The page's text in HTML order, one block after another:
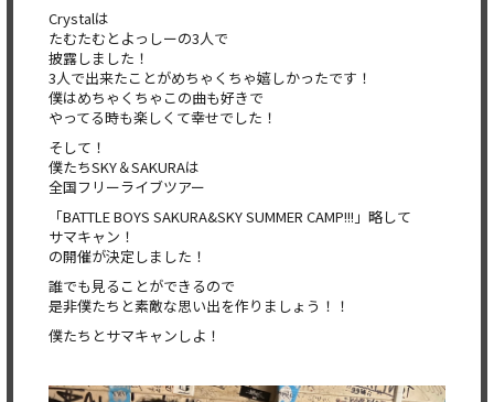
Crystalは
たむたむとよっしーの3人で
披露しました！
3人で出来たことがめちゃくちゃ嬉しかったです！
僕はめちゃくちゃこの曲も好きで
やってる時も楽しくて幸せでした！
そして！
僕たちSKY＆SAKURAは
全国フリーライブツアー
「BATTLE BOYS SAKURA&SKY SUMMER CAMP!!!」略して
サマキャン！
の開催が決定しました！
誰でも見ることができるので
是非僕たちと素敵な思い出を作りましょう！！
僕たちとサマキャンしよ！